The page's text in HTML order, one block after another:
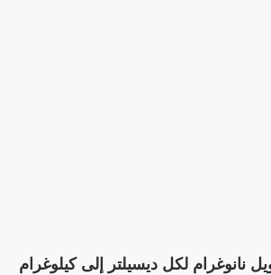
نانوغرام لكل ديسيلتر إلى كيلوغرام